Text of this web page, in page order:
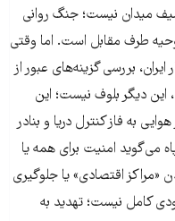
میدان نیست؛ جنگ روانی
طرف مقابل است. اما وقتی
بررسی گزینه‌های عبور از
این دیگر بلوف نیست؛ این
به فاز کنترل دریا و بنادر
می‌گوید امنیت برای همه یا
«مراکز اقتصادی» یا جلوگیری
کامل نیست؛ تهدید به